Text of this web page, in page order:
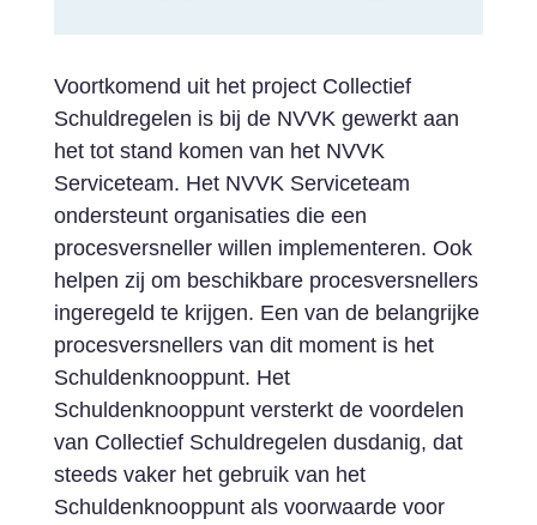
Voortkomend uit het project Collectief
Schuldregelen is bij de NVVK gewerkt aan
het tot stand komen van het NVVK
Serviceteam. Het NVVK Serviceteam
ondersteunt organisaties die een
procesversneller willen implementeren. Ook
helpen zij om beschikbare procesversnellers
ingeregeld te krijgen. Een van de belangrijke
procesversnellers van dit moment is het
Schuldenknooppunt. Het
Schuldenknooppunt versterkt de voordelen
van Collectief Schuldregelen dusdanig, dat
steeds vaker het gebruik van het
Schuldenknooppunt als voorwaarde voor